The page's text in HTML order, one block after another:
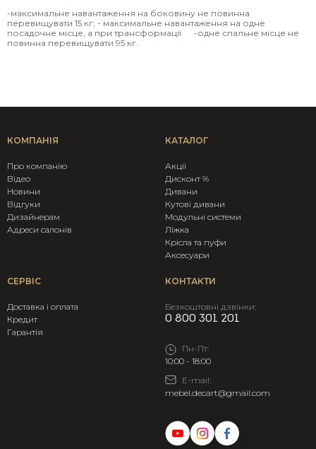
-максимальне навантаження на боковину не повинна
перевищувати 15 кг; - максимальне навантаження на одне
посадочне місце, а при трансформації -одне спальне місце не
повинна перевищувати 95 кг.
КОМПАНІЯ
Про компанію
Вiдео
Новини
Відгуки
Дизайнерам
Адреси салонів
КАТАЛОГ
Акції
Дисконт %
Дивани
Кутові дивани
Модульні системи
Ліжка
Крicла та пуфи
Аксесуари
СЕРВІС
Доставка і оплата
Кредит
Гарантія
КОНТАКТИ
Безкоштовні дзвінки:
0 800 301 201
Пн-Пт:
10:00 - 18:00
E-mail:
mebel.decart@gmail.com